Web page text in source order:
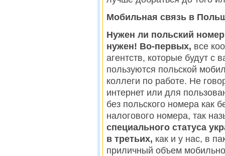
Мобильная связь в
Нужен ли польский
нужен! Во-первых, все
агентств, которые будут с
пользуются польской
коллеги по работе. Не
интернет или для
без польского номера как
налогового номера, так
специального статуса
в третьих, как и у нас, в
приличный объем